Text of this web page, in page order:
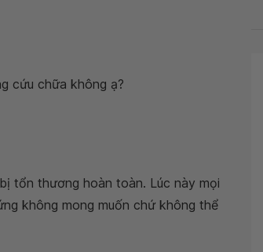
cứu chữa không ạ?
tổn thương hoàn toàn. Lúc này mọi
không mong muốn chứ không thể